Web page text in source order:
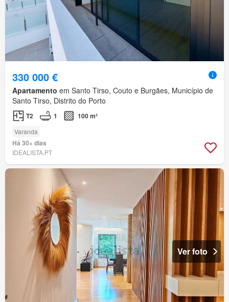
330 000 €
Apartamento em Santo Tirso, Couto e Burgães, Município de
Santo Tirso, Distrito do Porto
T2 1 100 m²
Varanda
Há 30+ dias
IDEALISTA.PT
Ver foto